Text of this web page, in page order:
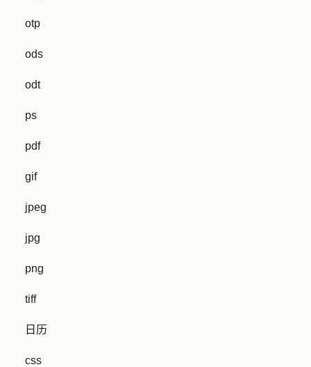
otp
ods
odt
ps
pdf
gif
jpeg
jpg
png
tiff
日历
css